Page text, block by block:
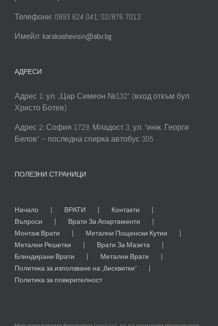
Телефони: 0893 624 041; 02/876 7013
Имейл: karakashevisin@abv.bg
АДРЕСИ
Адрес 1: ул. „Цар Симеон №132“ (вход откъм бул.
Христо Ботев)
Адрес 2: София 1729, Младост 3, ул. “инж. Георги
Белов” – последна спирка автобус 305
ПОЛЕЗНИ СТРАНИЦИ
Начало ВРАТИ
Контакти
Въпроси
Врати За Апартаменти
Монтаж Врати
Метални Пощенски Кутии
Метални Решетки
Врати За Мазета
Блиндирани Врати
Метални Врати
Политика за използване на „бисквитки“
Политика за поверителност